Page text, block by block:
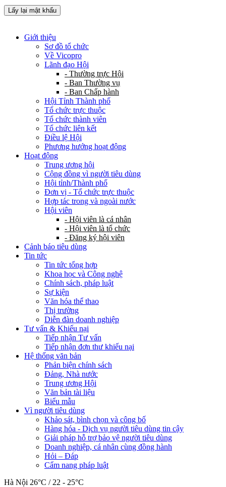
Lấy lại mật khẩu
Giới thiệu
Sơ đồ tổ chức
Về Vicopro
Lãnh đạo Hội
- Thường trực Hội
- Ban Thường vụ
- Ban Chấp hành
Hội Tỉnh Thành phố
Tổ chức trực thuộc
Tổ chức thành viên
Tổ chức liên kết
Điều lệ Hội
Phương hướng hoạt động
Hoạt động
Trung ương hội
Cộng đồng vì người tiêu dùng
Hội tỉnh/Thành phố
Đơn vị - Tổ chức trực thuộc
Hợp tác trong và ngoài nước
Hội viên
- Hội viên là cá nhân
- Hội viên là tổ chức
- Đăng ký hội viên
Cảnh báo tiêu dùng
Tin tức
Tin tức tổng hợp
Khoa học và Công nghệ
Chính sách, pháp luật
Sự kiện
Văn hóa thể thao
Thị trường
Diễn đàn doanh nghiệp
Tư vấn & Khiếu nại
Tiếp nhận Tư vấn
Tiếp nhận đơn thư khiếu nại
Hệ thống văn bản
Phản biện chính sách
Đảng, Nhà nước
Trung ương Hội
Văn bản tài liệu
Biểu mẫu
Vì người tiêu dùng
Khảo sát, bình chọn và công bố
Hàng hóa - Dịch vụ người tiêu dùng tin cậy
Giải pháp hỗ trợ bảo vệ người tiêu dùng
Doanh nghiệp, cá nhân cùng đồng hành
Hỏi – Đáp
Cẩm nang pháp luật
Hà Nội 26°C / 22 - 25°C